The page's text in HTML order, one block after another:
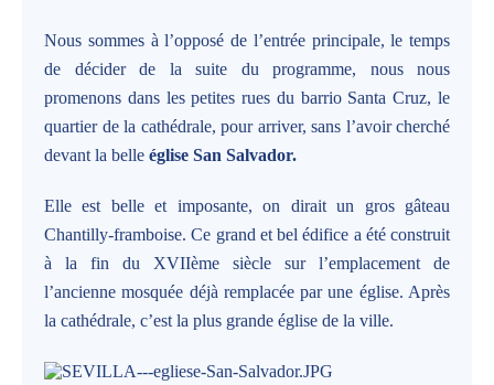
Nous sommes à l’opposé de l’entrée principale, le temps
de décider de la suite du programme, nous nous
promenons dans les petites rues du barrio Santa Cruz, le
quartier de la cathédrale, pour arriver, sans l’avoir cherché
devant la belle église San Salvador.
Elle est belle et imposante, on dirait un gros gâteau
Chantilly-framboise. Ce grand et bel édifice a été construit
à la fin du XVIIème siècle sur l’emplacement de
l’ancienne mosquée déjà remplacée par une église. Après
la cathédrale, c’est la plus grande église de la ville.